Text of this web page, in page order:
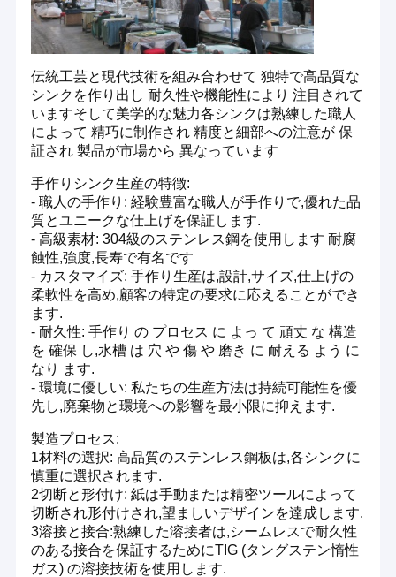
水晶石造りの台所の流し
ステンレス鋼のコック
ステンレス鋼のシャワー セット
台所の流し型
屋外BBQ装置
伝統工芸と現代技術を組み合わせて 独特で高品質な
シンクを作り出し 耐久性や機能性により 注目されて
いますそして美学的な魅力各シンクは熟練した職人
によって 精巧に制作され 精度と細部への注意が 保
証され 製品が市場から 異なっています
手作りシンク生産の特徴:
- 職人の手作り: 経験豊富な職人が手作りで,優れた品
質とユニークな仕上げを保証します.
- 高級素材: 304級のステンレス鋼を使用します 耐腐
蝕性,強度,長寿で有名です
- カスタマイズ: 手作り生産は,設計,サイズ,仕上げの
柔軟性を高め,顧客の特定の要求に応えることができ
ます.
- 耐久性: 手作り の プロセス に よっ て 頑丈 な 構造
を 確保 し,水槽 は 穴 や 傷 や 磨き に 耐える よう に
なり ます.
- 環境に優しい: 私たちの生産方法は持続可能性を優
先し,廃棄物と環境への影響を最小限に抑えます.
製造プロセス:
1材料の選択: 高品質のステンレス鋼板は,各シンクに
慎重に選択されます.
2切断と形付け: 紙は手動または精密ツールによって
切断され形付けされ,望ましいデザインを達成します.
3溶接と接合:熟練した溶接者は,シームレスで耐久性
のある接合を保証するためにTIG (タングステン惰性
ガス) の溶接技術を使用します.
カスタマイズ --- 私たちは,さまざまな顧客の好みを満た
すために,デザイン,サイズ,および仕上げの幅広いを提供し
ています.
環境に優しい生産-- 私たちの製造プロセスは持続可能性
と環境責任を優先します
品質保証---各シンクは厳格な品質検査を受け 国際基準に
準拠していることを確認します
私たちの製品ラインナップ:
- シングルボウルシンク
- ダブルボウルシンク
- バーのシンク
- 底部および上部の水槽
- カスタムデザインのシンク
生産アプリケーション:
- 住宅用キッチン
- 商業用キッチン
- レストランとホテル
- 病院と研究室
- 競争力のある価格
- 間に合う配達
- 優れた顧客サービス
- OEM と ODM サービス
私たちは,革新的な信頼性の高いステンレス鋼のシンクソ
リューションを提供することに専念しています. 私たちの